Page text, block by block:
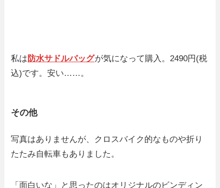
私は 防水サドルバッグが気になって購入。2490円(税
込)です。安い……。
その他
写真はありませんが、クロスバイク的なものや折り
たたみ自転車もありました。
「面白いな」と思ったのはオリジナルのビンディン